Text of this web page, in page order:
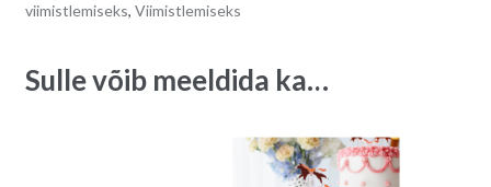
i
viimistlemiseks, Viimistlemiseks
Sulle võib meeldida ka…